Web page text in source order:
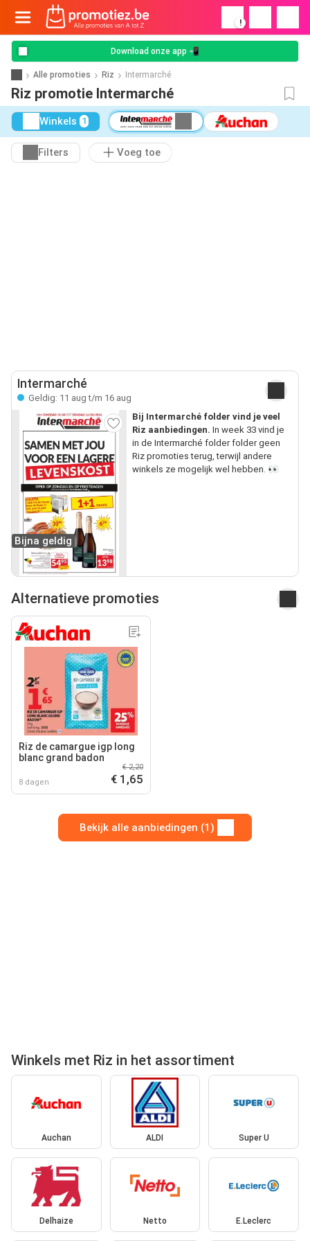
!
Download onze app 📲
Alle promoties Riz Intermarché
Riz promotie Intermarché
Winkels 1
Filters Voeg toe
Intermarché
Geldig: 11 aug t/m 16 aug
Bijna geldig
Bij Intermarché folder vind je veel
Riz aanbiedingen. In week 33 vind je
in de Intermarché folder folder geen
Riz promoties terug, terwijl andere
winkels ze mogelijk wel hebben. 👀
Alternatieve promoties
Riz de camargue igp long
blanc grand badon
8 dagen
€ 2,20
€ 1,65
Bekijk alle aanbiedingen (1)
Winkels met Riz in het assortiment
Auchan ALDI Super U
Delhaize Netto E.Leclerc